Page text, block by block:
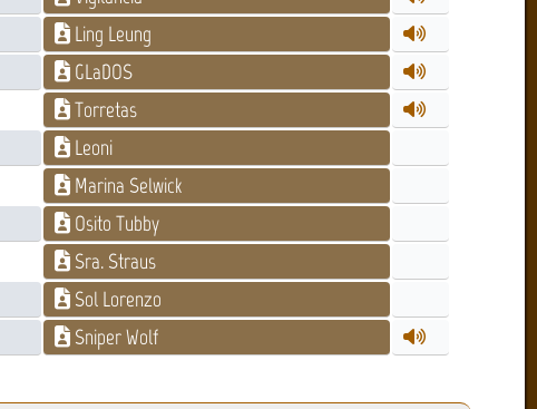
Ling Leung
GLaDOS
Torretas
Leoni
Marina Selwick
Osito Tubby
Sra. Straus
Sol Lorenzo
Sniper Wolf